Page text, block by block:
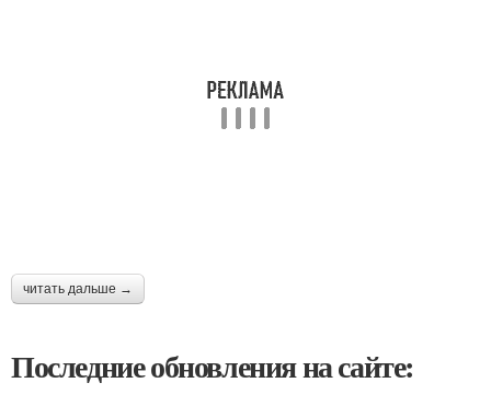
читать дальше →
Последние обновления на сайте: